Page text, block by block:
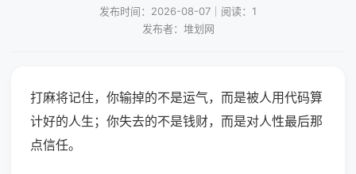
发布时间：2026-08-07｜阅读：1
发布者：堆划网
打麻将记住，你输掉的不是运气，而是被人用代码算
计好的人生；你失去的不是钱财，而是对人性最后那
点信任。